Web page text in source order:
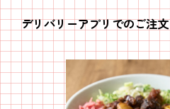
デリバリーアプリでのご注文